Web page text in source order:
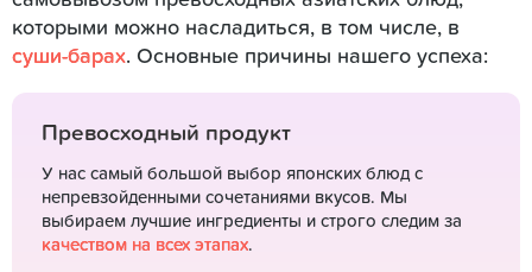
которыми можно насладиться, в том числе, в
суши-барах. Основные причины нашего успеха:
Превосходный продукт
У нас самый большой выбор японских блюд с
непревзойденными сочетаниями вкусов. Мы
выбираем лучшие ингредиенты и строго следим за
качеством на всех этапах.